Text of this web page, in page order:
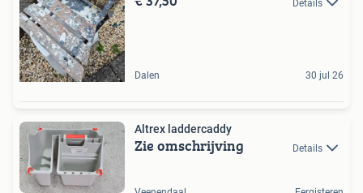
Details
Dalen 30 jul 26
Altrex laddercaddy
Zie omschrijving Details